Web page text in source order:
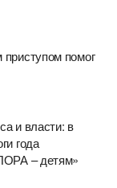
помог
и власти: в
года
– детям»